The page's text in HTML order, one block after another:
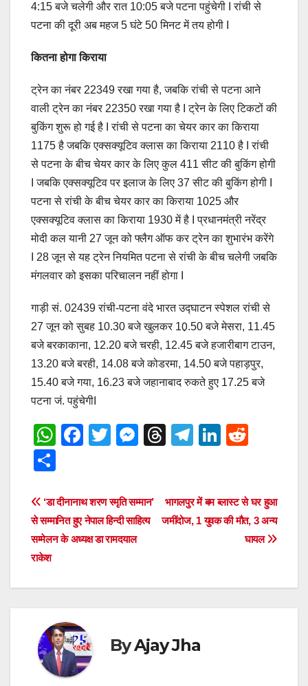
4:15 बजे चलेगी और रात 10:05 बजे पटना पहुंचेगी I रांची से
पटना की दूरी अब महज 5 घंटे 50 मिनट में तय होगी I
कितना होगा किराया
ट्रेन का नंबर 22349 रखा गया है, जबकि रांची से पटना आने
वाली ट्रेन का नंबर 22350 रखा गया है I ट्रेन के लिए टिकटों की
बुकिंग शुरू हो गई है I रांची से पटना का चेयर कार का किराया
1175 है जबकि एक्सक्यूटिव क्लास का किराया 2110 है I रांची
से पटना के बीच चेयर कार के लिए कुल 411 सीट की बुकिंग होगी
I जबकि एक्सक्यूटिव पर इलाज के लिए 37 सीट की बुकिंग होगी I
पटना से रांची के बीच चेयर कार का किराया 1025 और
एक्सक्यूटिव क्लास का किराया 1930 में है I प्रधानमंत्री नरेंद्र
मोदी कल यानी 27 जून को फ्लैग ऑफ कर ट्रेन का शुभारंभ करेंगे
I 28 जून से यह ट्रेन नियमित पटना से रांची के बीच चलेगी जबकि
मंगलवार को इसका परिचालन नहीं होगा I
गाड़ी सं. 02439 रांची-पटना वंदे भारत उद्घाटन स्पेशल रांची से
27 जून को सुबह 10.30 बजे खुलकर 10़.50 बजे मेसरा, 11.45
बजे बरकाकाना, 12.20 बजे चरही, 12.45 बजे हजारीबाग टाउन,
13.20 बजे बरही, 14.08 बजे कोडरमा, 14.50 बजे पहाड़पुर,
15.40 बजे गया, 16.23 बजे जहानाबाद रुकते हुए 17.25 बजे
पटना जं. पहुंचेगीI
W
s
A
p
F
e
b
o
k
T
er
M
e
n
T
a
d
T
gr
a
Li
e
dI
di
t
ar
e
Post
navigation
भागलपुर में बम ब्लास्ट से घर हुआ
जमींदोज, 1 युवक की मौत, 3 अन्य
घायल
‘डा दीनानाथ शरण स्मृति सम्मान’
से सम्मानित हुए नेपाल हिन्दी साहित्य
सम्मेलन के अध्यक्ष डा रामदयाल
राकेश
ByAjay Jha